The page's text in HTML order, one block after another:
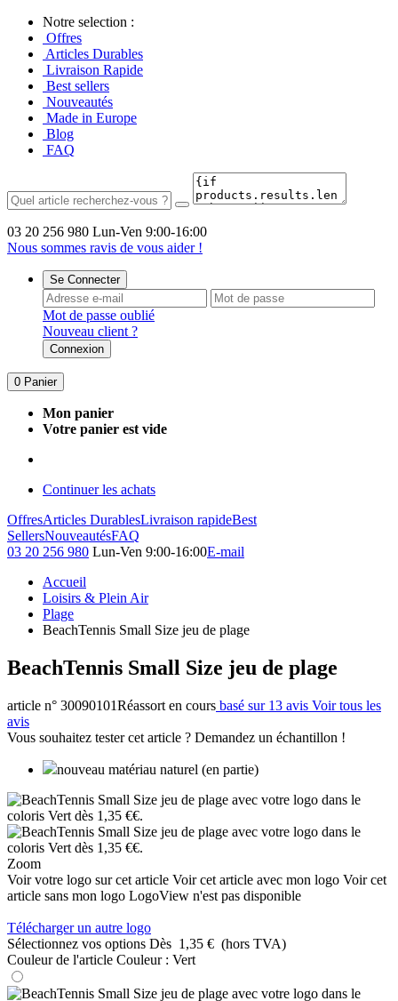
Notre selection :
Offres
Articles Durables
Livraison Rapide
Best sellers
Nouveautés
Made in Europe
Blog
FAQ
03 20 256 980 Lun-Ven 9:00-16:00
Nous sommes ravis de vous aider !
Se Connecter
Mot de passe oublié
Nouveau client ?
Connexion
0 Panier
Mon panier
Votre panier est vide
Continuer les achats
OffresArticles DurablesLivraison rapideBest
SellersNouveautésFAQ
03 20 256 980 Lun-Ven 9:00-16:00E-mail
Accueil
Loisirs & Plein Air
Plage
BeachTennis Small Size jeu de plage
BeachTennis Small Size jeu de plage
article n° 30090101Réassort en cours basé sur 13 avis Voir tous les
avis
Vous souhaitez tester cet article ? Demandez un échantillon !
nouveau matériau naturel (en partie)
Zoom
Voir votre logo sur cet article Voir cet article avec mon logo Voir cet
article sans mon logo LogoView n'est pas disponible
Télécharger un autre logo
Sélectionnez vos options Dès 1,35 € (hors TVA)
Couleur de l'article Couleur : Vert